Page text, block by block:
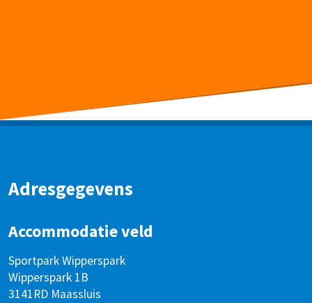
Adresgegevens
Accommodatie veld
Sportpark Wipperspark
Wipperspark 1B
3141RD Maassluis